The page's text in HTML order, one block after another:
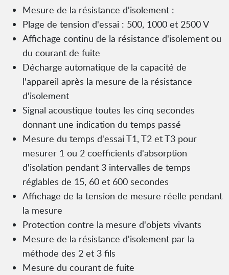
Mesure de la résistance d'isolement :
Plage de tension d'essai : 500, 1000 et 2500 V
Affichage continu de la résistance d'isolement ou
du courant de fuite
Décharge automatique de la capacité de
l'appareil après la mesure de la résistance
d'isolement
Signal acoustique toutes les cinq secondes
donnant une indication du temps passé
Mesure du temps d'essai T1, T2 et T3 pour
mesurer 1 ou 2 coefficients d'absorption
d'isolation pendant 3 intervalles de temps
réglables de 15, 60 et 600 secondes
Affichage de la tension de mesure réelle pendant
la mesure
Protection contre la mesure d'objets vivants
Mesure de la résistance d'isolement par la
méthode des 2 et 3 fils
Mesure du courant de fuite